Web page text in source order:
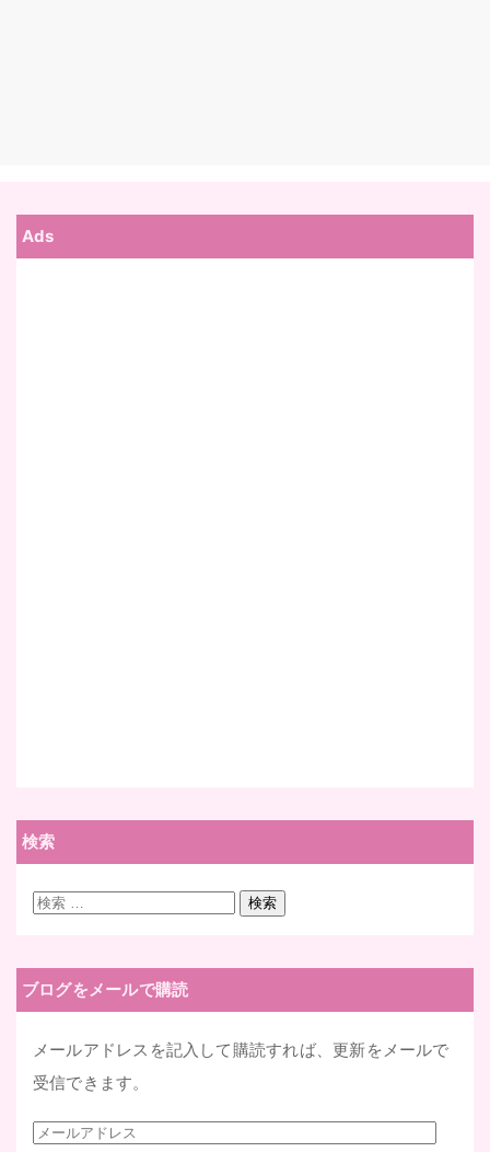
Ads
検索
検
検索
ブログをメールで購読
メールアドレスを記入して購読すれば、更新をメールで
受信できます。
メ